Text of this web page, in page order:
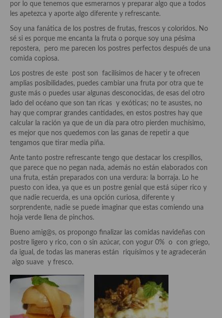
Especias, hierbas, condimentos, espesantes y aditivos
Historia de la gastronomía, platos celebres, cocineros, críticos,
historias culinarias y otras cosas
Origen y evolución de la comida
Protocolo y buenas maneras.
Ocio – restaurantes, bares, tabernas
Viajes eno-gastro-turísticos
En El Candelero
Las opiniones de la «Cocinera»
Prensa
Recetas
Acompañamientos
Airfryer recetas
Aderezos, salsas, vinagretas, especias, hierbas aromáticas o
aditivos
Especias, mezclas de especias
Hierbas aromáticas
por lo que tenemos que esmerarnos y preparar algo que a todos
les apetezca y aporte algo diferente y refrescante.
Soy una fanática de los postres de frutas, frescos y coloridos. No
sé si es porque me encanta la fruta o porque soy una pésima
repostera, pero me parecen los postres perfectos después de una
comida copiosa.
Los postres de este post son facilísimos de hacer y te ofrecen
amplias posibilidades, puedes cambiar una fruta por otra que te
guste más o puedes usar algunas desconocidas, de esas del otro
lado del océano que son tan ricas y exóticas; no te asustes, no
hay que comprar grandes cantidades, en estos postres hay que
calcular la ración ya que de un día para otro pierden muchísimo,
es mejor que nos quedemos con las ganas de repetir a que
tengamos que tirar media piña.
Ante tanto postre refrescante tengo que destacar los crespillos,
que parece que no pegan nada, además no están elaborados con
una fruta, están preparados con una verdura: la borraja. Lo he
puesto con idea, ya que es un postre genial que está súper rico y
que nadie recuerda, es una opción curiosa, diferente y
sorprendente, nadie se puede imaginar que estas comiendo una
hoja verde llena de pinchos.
Bueno amig@s, os propongo finalizar las comidas navideñas con
postre ligero y rico, con o sin azúcar, con yogur 0% o con griego,
da igual, de todas las maneras están riquísimos y te agradecerán
algo suave y fresco.